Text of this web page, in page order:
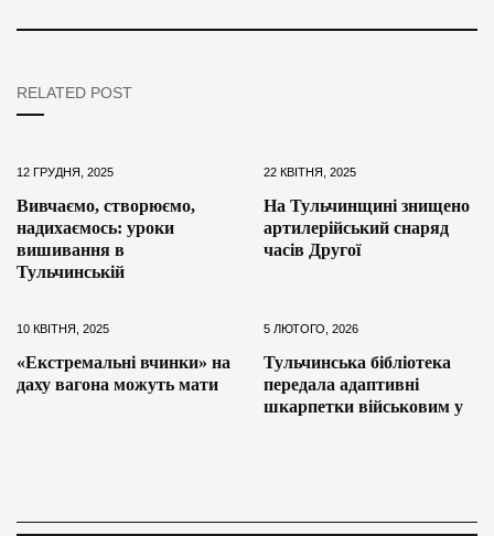
RELATED POST
12 ГРУДНЯ, 2025
Вивчаємо, створюємо,
надихаємось: уроки
вишивання в
Тульчинській
22 КВІТНЯ, 2025
На Тульчинщині знищено
артилерійський снаряд
часів Другої
10 КВІТНЯ, 2025
«Екстремальні вчинки» на
даху вагона можуть мати
5 ЛЮТОГО, 2026
Тульчинська бібліотека
передала адаптивні
шкарпетки військовим у